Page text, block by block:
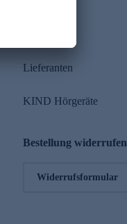
Lieferanten
KIND Hörgeräte
Bestellung widerrufen
Widerrufsformular